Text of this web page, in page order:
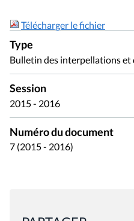
Télécharger le fichier
Type
Bulletin des interpellations et
Session
2015 - 2016
Numéro du document
7 (2015 - 2016)